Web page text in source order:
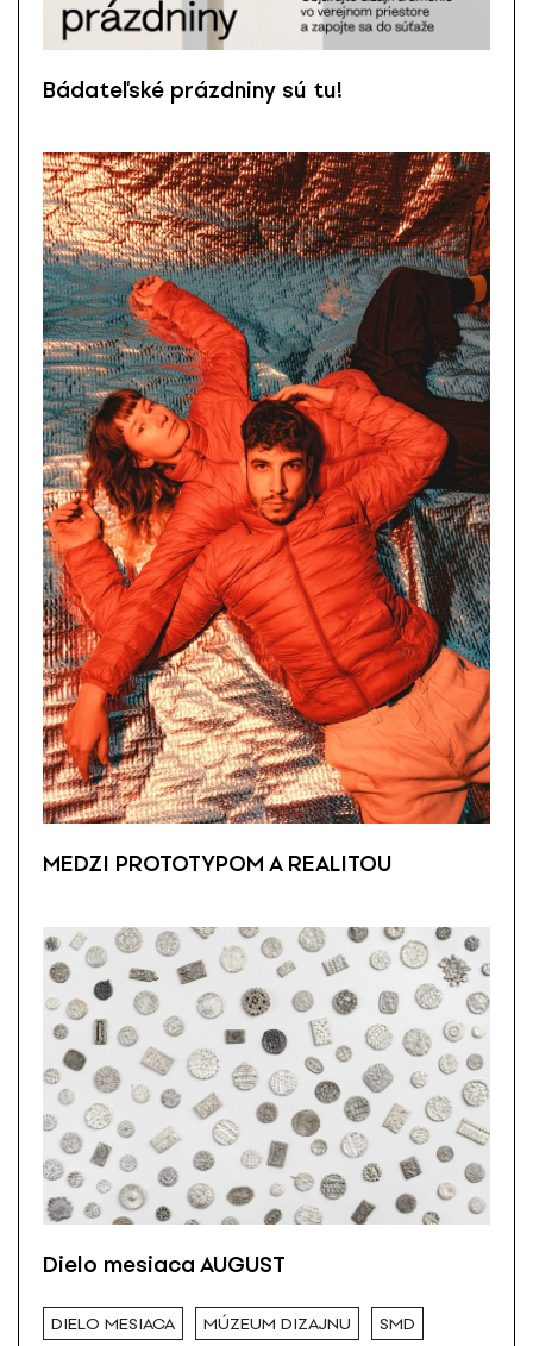
Bádateľské prázdniny sú tu!
MEDZI PROTOTYPOM A REALITOU
Dielo mesiaca AUGUST
DIELO MESIACA MÚZEUM DIZAJNU SMD